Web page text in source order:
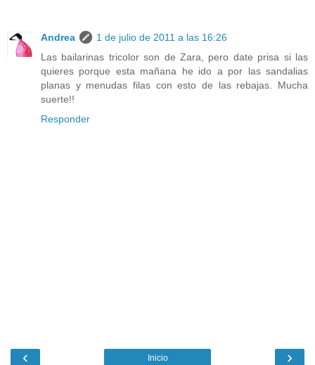
Andrea
1 de julio de 2011 a las 16:26
Las bailarinas tricolor son de Zara, pero date prisa si las
quieres porque esta mañana he ido a por las sandalias
planas y menudas filas con esto de las rebajas. Mucha
suerte!!
Responder
‹ ›
Inicio